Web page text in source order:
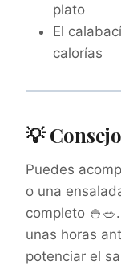
plato
El
calorías
💡
Puedes
o una
completo
unas horas
potenciar el